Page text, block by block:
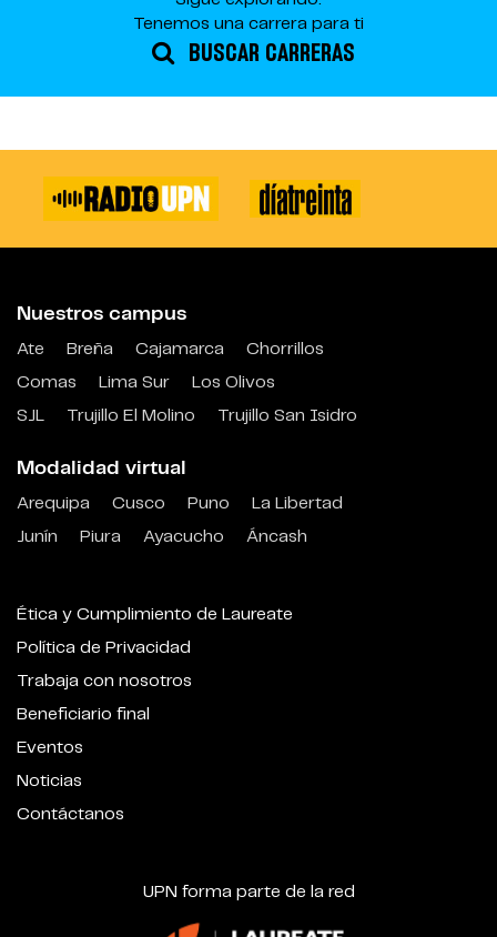
Tenemos una carrera para ti
BUSCAR CARRERAS
Nuestros campus
Ate Breña Cajamarca
Chorrillos
Comas
Lima Sur
Los Olivos
SJL
Trujillo El Molino Trujillo San Isidro
Modalidad virtual
Arequipa Cusco Puno
La Libertad
Junín
Piura Ayacucho Áncash
Ética y Cumplimiento de Laureate
Política de Privacidad
Trabaja con nosotros
Beneficiario final
Eventos
Noticias
Contáctanos
UPN forma parte de la red